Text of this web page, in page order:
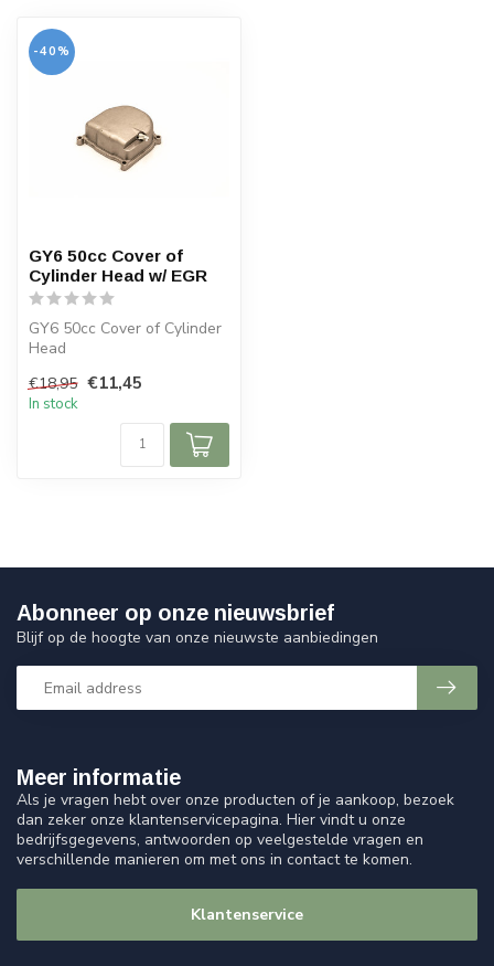
-40%
GY6 50cc Cover of
Cylinder Head w/ EGR
GY6 50cc Cover of Cylinder
Head
€18,95 €11,45
In stock
Meer informatie
Als je vragen hebt over onze producten of je aankoop, bezoek
dan zeker onze klantenservicepagina. Hier vindt u onze
bedrijfsgegevens, antwoorden op veelgestelde vragen en
verschillende manieren om met ons in contact te komen.
Klantenservice
Abonneer op onze nieuwsbrief
Blijf op de hoogte van onze nieuwste aanbiedingen